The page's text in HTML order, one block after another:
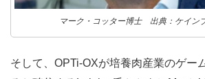
マーク・コッター博士 出典：ケイン
そして、OPTi-OXが培養肉産業のゲー